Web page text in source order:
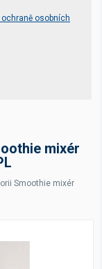
osobních
mixér
Smoothie mixér